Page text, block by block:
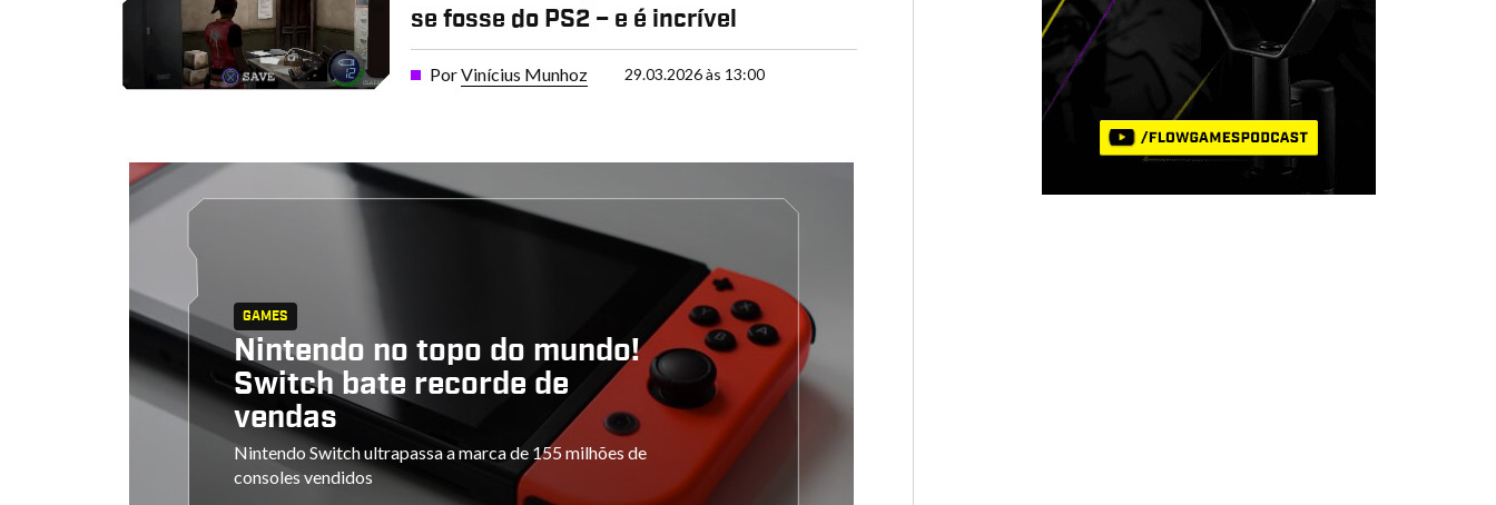
se fosse do PS2 – e é incrível
PorVinícius Munhoz 29.03.2026 às 13:00
GAMES
Nintendo no topo do mundo!
Switch bate recorde de
vendas
Nintendo Switch ultrapassa a marca de 155 milhões de
consoles vendidos